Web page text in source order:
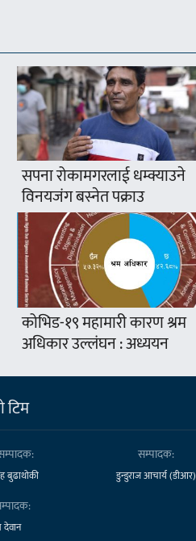
सपना रोकामगरलाई धम्क्याउने
विनयजंग बस्नेत पक्राउ
कोभिड-१९ महामारी कारण श्रम
अधिकार उल्लंघन : अध्ययन
टिम
बुढाथोकी
सम्पादक:
डुन्डुराज आचार्य (डीआर)
देवान